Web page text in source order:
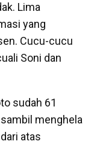
Lima
yang
Cucu-cucu
Soni dan
sudah 61
sambil menghela
atas